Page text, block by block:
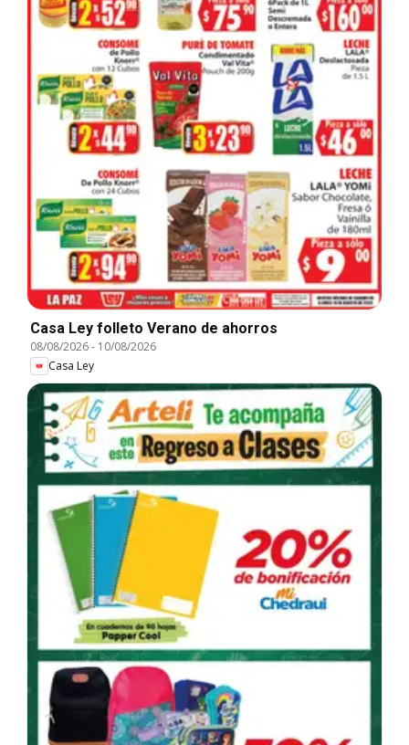
Casa Ley folleto Verano de ahorros
08/08/2026- 10/08/2026
Casa Ley